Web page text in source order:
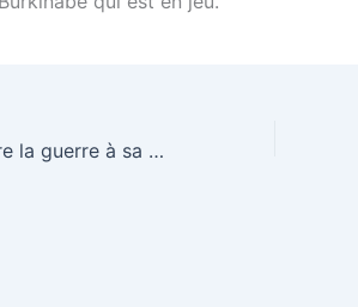
Le Gabon déclare la guerre à sa dépendance alimentaire